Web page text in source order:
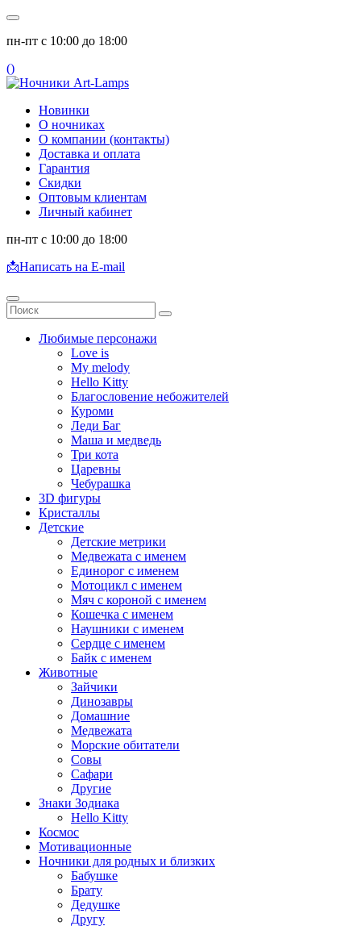
пн-пт с 10:00 до 18:00
()
Новинки
О ночниках
О компании (контакты)
Доставка и оплата
Гарантия
Скидки
Оптовым клиентам
Личный кабинет
пн-пт с 10:00 до 18:00
📩Написать на E-mail
Любимые персонажи
Love is
My melody
Hello Kitty
Благословение небожителей
Куроми
Леди Баг
Маша и медведь
Три кота
Царевны
Чебурашка
3D фигуры
Кристаллы
Детские
Детские метрики
Медвежата с именем
Единорог с именем
Мотоцикл с именем
Мяч с короной с именем
Кошечка с именем
Наушники с именем
Сердце с именем
Байк с именем
Животные
Зайчики
Динозавры
Домашние
Медвежата
Морские обитатели
Совы
Сафари
Другие
Знаки Зодиака
Hello Kitty
Космос
Мотивационные
Ночники для родных и близких
Бабушке
Брату
Дедушке
Другу